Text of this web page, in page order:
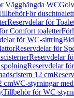
Vägghängda WC
För
Reservdelar för
Comfort toaletter
för WC-sittring
Reservdelar för
Reservdelar
Reservdelar
12 cm
cmWC-styrningar
Tillbehör för WC-